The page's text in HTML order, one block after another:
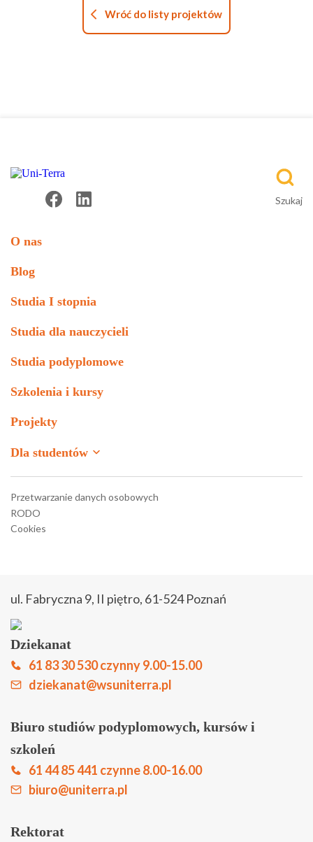
Wróć do listy projektów
Przetwarzanie danych osobowych
RODO
Cookies
O nas
Blog
Studia I stopnia
Studia dla nauczycieli
Studia podyplomowe
Szkolenia i kursy
Projekty
Dla studentów
Moodle – stara wersja
Biuletyn Informacji Publicznej
Kontakt
ul. Fabryczna 9, II piętro, 61-524 Poznań
Dziekanat
61 83 30 530 czynny 9.00-15.00
dziekanat@wsuniterra.pl
Biuro studiów podyplomowych, kursów i
szkoleń
61 44 85 441 czynne 8.00-16.00
biuro@uniterra.pl
Rektorat